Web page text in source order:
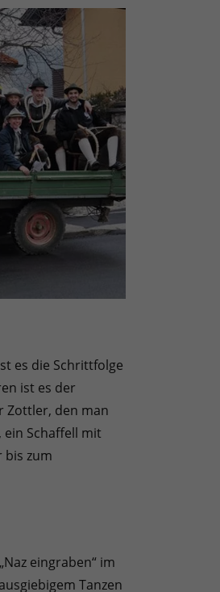
es die Schrittfolge
ist es der
Zottler, den man
ein Schaffell mit
bis zum
eingraben“ im
Tanzen